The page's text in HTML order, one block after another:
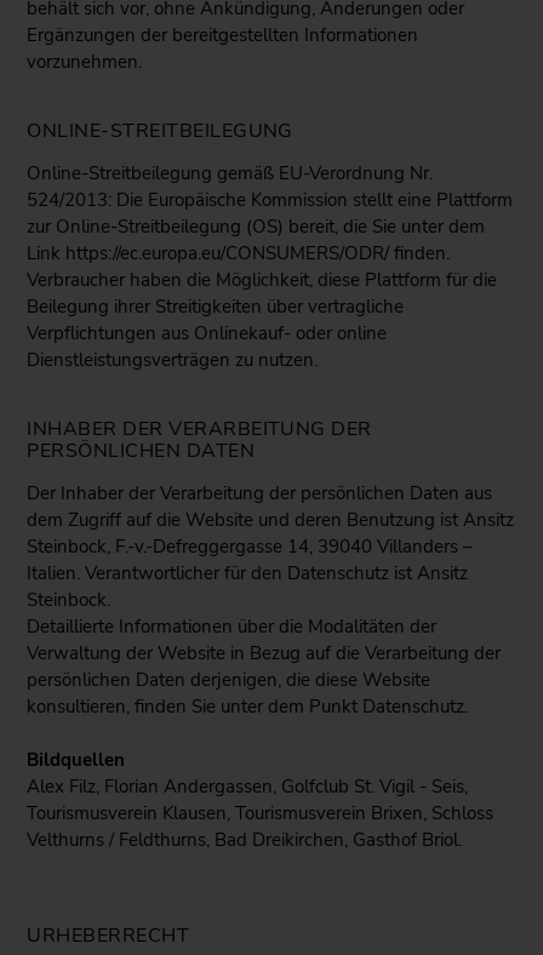
behält sich vor, ohne Ankündigung, Änderungen oder
Ergänzungen der bereitgestellten Informationen
vorzunehmen.
ONLINE-STREITBEILEGUNG
Online-Streitbeilegung gemäß EU-Verordnung Nr.
524/2013: Die Europäische Kommission stellt eine Plattform
zur Online-Streitbeilegung (OS) bereit, die Sie unter dem
Link https://ec.europa.eu/CONSUMERS/ODR/ finden.
Verbraucher haben die Möglichkeit, diese Plattform für die
Beilegung ihrer Streitigkeiten über vertragliche
Verpflichtungen aus Onlinekauf- oder online
Dienstleistungsverträgen zu nutzen.
INHABER DER VERARBEITUNG DER
PERSÖNLICHEN DATEN
Der Inhaber der Verarbeitung der persönlichen Daten aus
dem Zugriff auf die Website und deren Benutzung ist Ansitz
Steinbock, F.-v.-Defreggergasse 14, 39040 Villanders –
Italien. Verantwortlicher für den Datenschutz ist Ansitz
Steinbock.
Detaillierte Informationen über die Modalitäten der
Verwaltung der Website in Bezug auf die Verarbeitung der
persönlichen Daten derjenigen, die diese Website
konsultieren, finden Sie unter dem Punkt Datenschutz.
Bildquellen
Alex Filz, Florian Andergassen, Golfclub St. Vigil - Seis,
Tourismusverein Klausen, Tourismusverein Brixen, Schloss
Velthurns / Feldthurns, Bad Dreikirchen, Gasthof Briol.
URHEBERRECHT